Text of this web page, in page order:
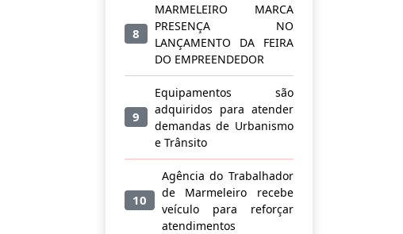
8
MARMELEIRO MARCA
PRESENÇA NO
LANÇAMENTO DA FEIRA
DO EMPREENDEDOR
9
Equipamentos são
adquiridos para atender
demandas de Urbanismo
e Trânsito
10
Agência do Trabalhador
de Marmeleiro recebe
veículo para reforçar
atendimentos